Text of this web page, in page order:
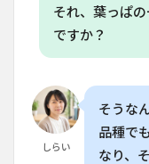
物を
るに
は何
要で
す
か？
6.3
それ、葉っぱ
ですか？
しらい
そうな
品種で
なり、